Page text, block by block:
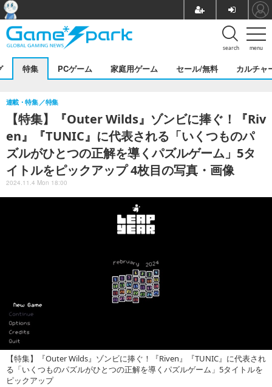
menu
search
特集 PCゲーム 家庭用ゲーム セール/無料 カルチャ
【特集】『Outer Wilds』ゾンビに捧ぐ！『Riv
en』『TUNIC』に代表される「いくつものパ
ズルがひとつの正解を導くパズルゲーム」5タ
イトルをピックアップ 4枚目の写真・画像
連載・特集 特集
2024.11.4 Mon 18:00
【特集】『Outer Wilds』ゾンビに捧ぐ！『Riven』『TUNIC』に代表され
る「いくつものパズルがひとつの正解を導くパズルゲーム」5タイトルを
ピックアップ